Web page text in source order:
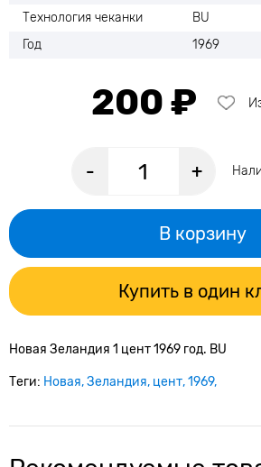
Технология чеканки
BU
Год
1969
200 ₽
- +
В корзину
Купить в один
Новая Зеландия 1 цент 1969 год. BU
Теги: Новая Зеландия цент 1969